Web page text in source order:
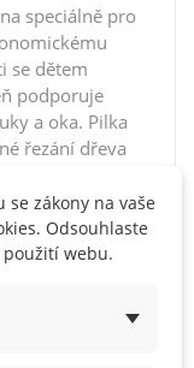
speciálně pro
se dětem
podporuje
a oka. Pilka
řezání dřeva
velkou
s dřevem
zůstávají
zákony na vaše
Odsouhlaste
webu.